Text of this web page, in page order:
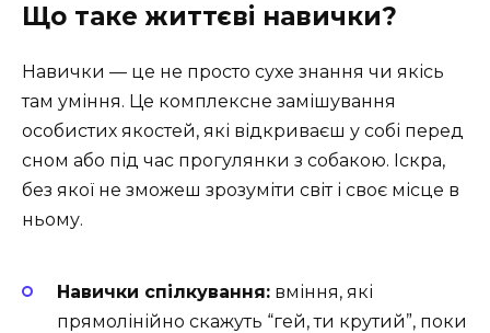
Що таке життєві навички?
Навички — це не просто сухе знання чи якісь
там уміння. Це комплексне замішування
особистих якостей, які відкриваєш у собі перед
сном або під час прогулянки з собакою. Іскра,
без якої не зможеш зрозуміти світ і своє місце в
ньому.
Навички спілкування: вміння, які
прямолінійно скажуть “гей, ти крутий”, поки